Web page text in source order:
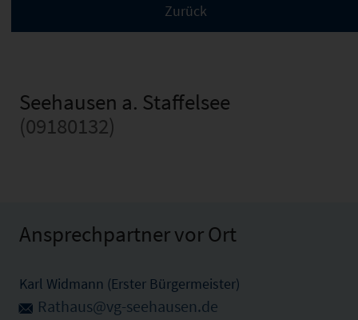
Seehausen a. Staffelsee
(09180132)
Ansprechpartner vor Ort
Karl Widmann (Erster Bürgermeister)
Rathaus@vg-seehausen.de